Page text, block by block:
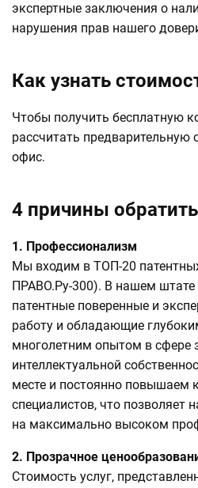
экспертные заключения о
нарушения прав нашего
Как узнать
Чтобы получить бесплатную
рассчитать предварительную
офис.
4 причины
1. Профессионализм
Мы входим в ТОП-20
ПРАВО.Ру-300). В нашем
патентные поверенные и
работу и обладающие
многолетним опытом в сфере
интеллектуальной
месте и постоянно
специалистов, что позволяет
на максимально высоком
2. Прозрачное
Стоимость услуг,